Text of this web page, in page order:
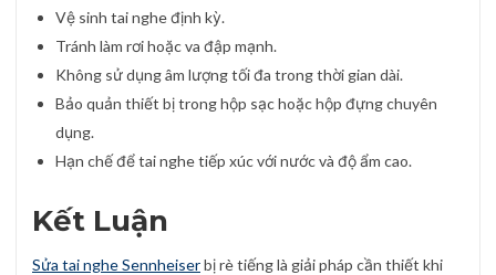
Vệ sinh tai nghe định kỳ.
Tránh làm rơi hoặc va đập mạnh.
Không sử dụng âm lượng tối đa trong thời gian dài.
Bảo quản thiết bị trong hộp sạc hoặc hộp đựng chuyên
dụng.
Hạn chế để tai nghe tiếp xúc với nước và độ ẩm cao.
Kết Luận
Sửa tai nghe Sennheiserbị rè tiếng là giải pháp cần thiết khi